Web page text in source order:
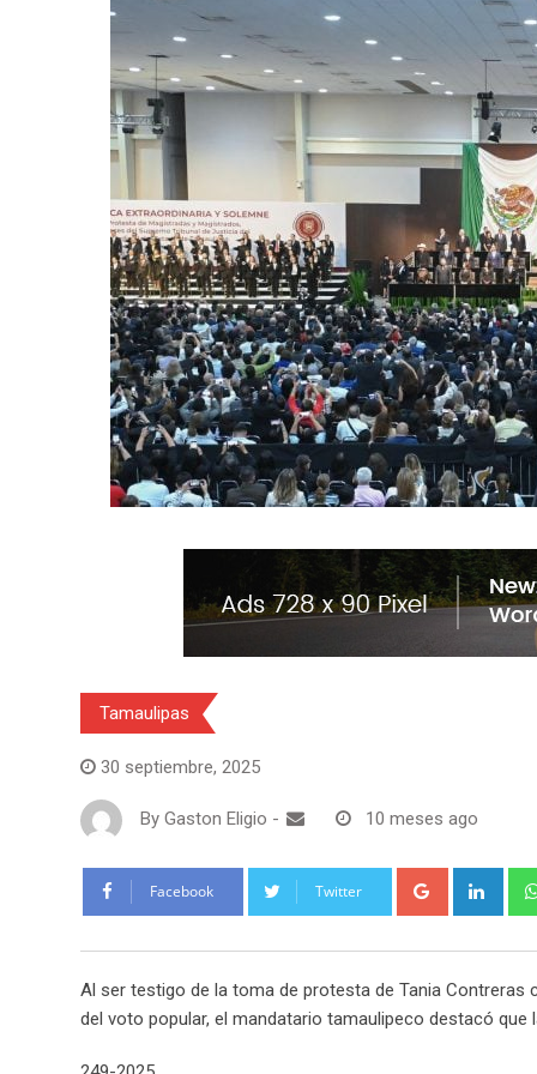
Tamaulipas
30 septiembre, 2025
By Gaston Eligio - 10 meses ago
Facebook Twitter
o
l
e
i
e
d
Al ser testigo de la toma de protesta de Tania Contreras
del voto popular, el mandatario tamaulipeco destacó que